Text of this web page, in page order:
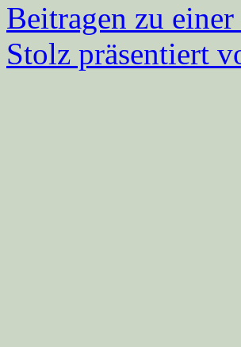
Beitragen zu
Stolz präsentiert